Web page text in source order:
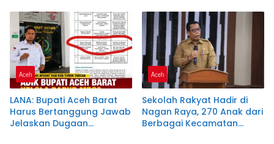
Masyarakat Hadiri Resepsi
Aceh
LANA: Bupati Aceh Barat
Harus Bertanggung Jawab
Jelaskan Dugaan
Aceh
Sekolah Rakyat Hadir di
Nagan Raya, 270 Anak dari
Berbagai Kecamatan